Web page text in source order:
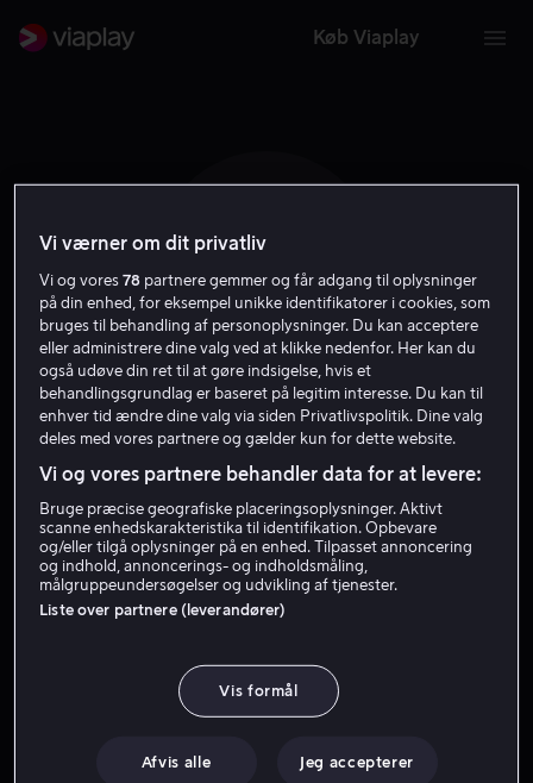
Køb Viaplay
Z G
Zyra Gorecki
Vi værner om dit privatliv
Vi og vores78 partnere gemmer og får adgang til oplysninger
på din enhed, for eksempel unikke identifikatorer i cookies, som
bruges til behandling af personoplysninger. Du kan acceptere
eller administrere dine valg ved at klikke nedenfor. Her kan du
også udøve din ret til at gøre indsigelse, hvis et
behandlingsgrundlag er baseret på legitim interesse. Du kan til
enhver tid ændre dine valg via siden Privatlivspolitik. Dine valg
deles med vores partnere og gælder kun for dette website.
Vi og vores partnere behandler data for at levere:
Bruge præcise geografiske placeringsoplysninger. Aktivt
scanne enhedskarakteristika til identifikation. Opbevare
og/eller tilgå oplysninger på en enhed. Tilpasset annoncering
og indhold, annoncerings- og indholdsmåling,
målgruppeundersøgelser og udvikling af tjenester.
Liste over partnere (leverandører)
Vis formål
Afvis alle Jeg accepterer